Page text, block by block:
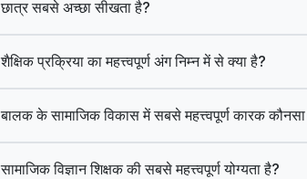
छात्र सबसे अच्छा सीखता है?
शैक्षिक प्रक्रिया का महत्त्वपूर्ण अंग निम्न में से क्या है?
बालक के सामाजिक विकास में सबसे महत्त्वपूर्ण कारक
सामाजिक विज्ञान शिक्षक की सबसे महत्त्वपूर्ण योग्यता है?